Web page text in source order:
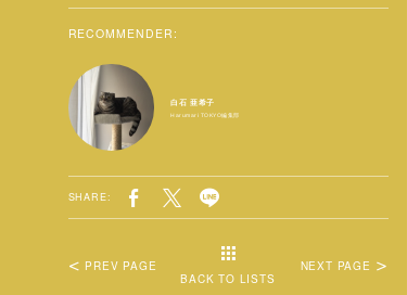
RECOMMENDER:
白石 亜希子
Harumari TOKYO編集部
SHARE:
BACK TO LISTS
PREV PAGE NEXT PAGE